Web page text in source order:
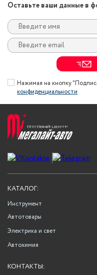
Оставьте ваши данные в
Нажимая на кнопку
конфиденциальности
КАТАЛОГ:
Инструмент
Автотовары
Электрика и свет
Автохимия
КОНТАКТЫ: